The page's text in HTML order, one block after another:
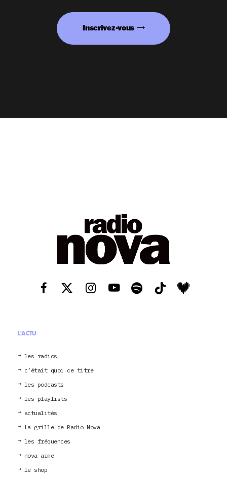
Inscrivez-vous
L'ACTU
les radios
c’était quoi ce titre
les podcasts
les playlists
actualités
La grille de Radio Nova
les fréquences
nova aime
le shop